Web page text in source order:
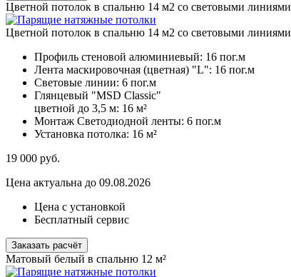
Цветной потолок в спальню 14 м2 со световыми линиями
Цветной потолок в спальню 14 м2 со световыми линиями
Профиль стеновой алюминиевый: 16 пог.м
Лента маскировочная (цветная) "L": 16 пог.м
Световые линии: 6 пог.м
Глянцевый "MSD Classic"
цветной до 3,5 м: 16 м²
Монтаж Светодиодной ленты: 6 пог.м
Установка потолка: 16 м²
19 000 руб.
Цена актуальна до 09.08.2026
Цена с установкой
Бесплатный сервис
Заказать расчёт
Матовый белый в спальню 12 м²